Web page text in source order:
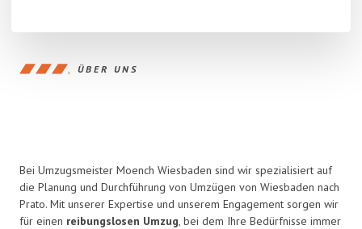
ÜBER UNS
Bei Umzugsmeister Moench Wiesbaden sind wir spezialisiert auf
die Planung und Durchführung von Umzügen von Wiesbaden nach
Prato. Mit unserer Expertise und unserem Engagement sorgen wir
für einen reibungslosen Umzug, bei dem Ihre Bedürfnisse immer